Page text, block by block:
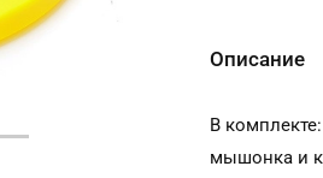
Описание
В
мышонка и